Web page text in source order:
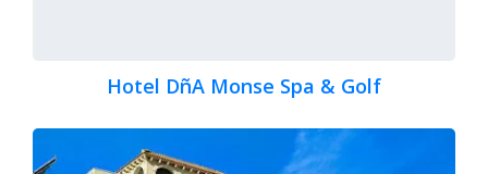
Hotel DñA Monse Spa & Golf